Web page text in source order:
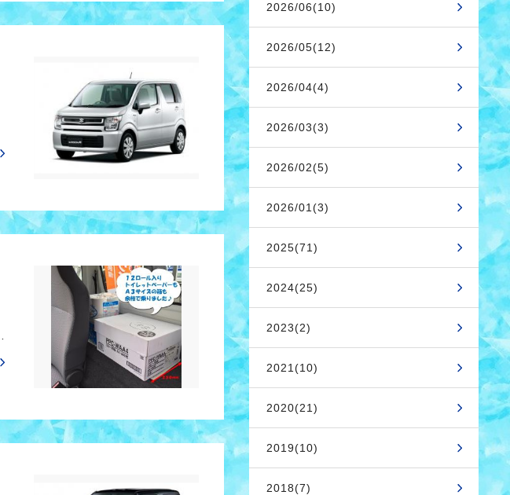
2026/06(10)
2026/05(12)
2026/04(4)
2026/03(3)
2026/02(5)
2026/01(3)
2025(71)
2024(25)
2023(2)
2021(10)
2020(21)
2019(10)
2018(7)